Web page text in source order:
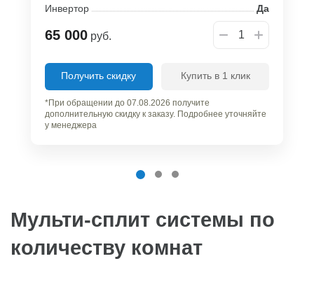
Инвертор
Да
65 000 руб.
Получить скидку Купить в 1 клик
*При обращении до 07.08.2026 получите
дополнительную скидку к заказу. Подробнее уточняйте
у менеджера
Мульти-сплит системы по
количеству комнат